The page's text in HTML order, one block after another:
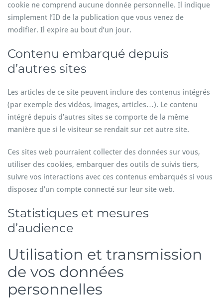
cookie ne comprend aucune donnée personnelle. Il indique
simplement l’ID de la publication que vous venez de
modifier. Il expire au bout d’un jour.
Contenu embarqué depuis
d’autres sites
Les articles de ce site peuvent inclure des contenus intégrés
(par exemple des vidéos, images, articles…). Le contenu
intégré depuis d’autres sites se comporte de la même
manière que si le visiteur se rendait sur cet autre site.
Ces sites web pourraient collecter des données sur vous,
utiliser des cookies, embarquer des outils de suivis tiers,
suivre vos interactions avec ces contenus embarqués si vous
disposez d’un compte connecté sur leur site web.
Statistiques et mesures
d’audience
Utilisation et transmission
de vos données
personnelles